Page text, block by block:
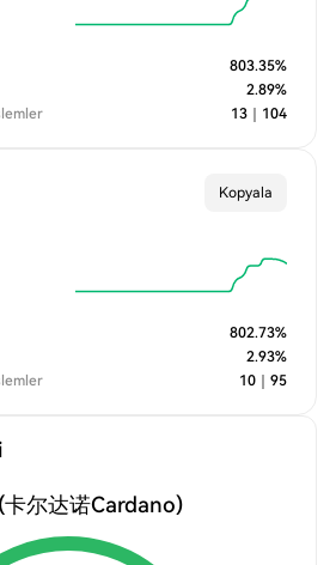
803.35%
2.89%
13 104
Kopyala
802.73%
2.93%
10 95
卡尔达诺Cardano)